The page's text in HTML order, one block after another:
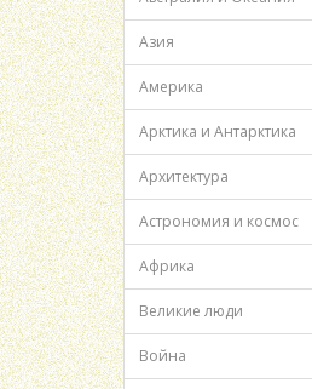
Азия
Америка
Арктика и Антарктика
Архитектура
Астрономия и космос
Африка
Великие люди
Война